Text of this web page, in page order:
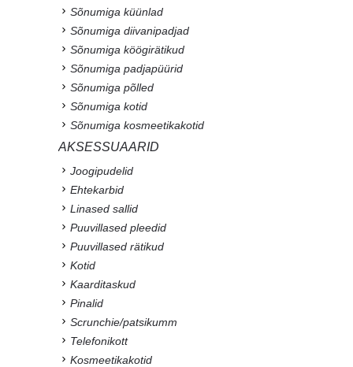
Sõnumiga küünlad
Sõnumiga diivanipadjad
Sõnumiga köögirätikud
Sõnumiga padjapüürid
Sõnumiga põlled
Sõnumiga kotid
Sõnumiga kosmeetikakotid
AKSESSUAARID
Joogipudelid
Ehtekarbid
Linased sallid
Puuvillased pleedid
Puuvillased rätikud
Kotid
Kaarditaskud
Pinalid
Scrunchie/patsikumm
Telefonikott
Kosmeetikakotid